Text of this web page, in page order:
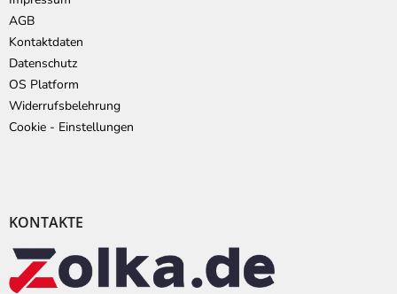
AGB
Kontaktdaten
Datenschutz
OS Platform
Widerrufsbelehrung
Cookie - Einstellungen
KONTAKTE